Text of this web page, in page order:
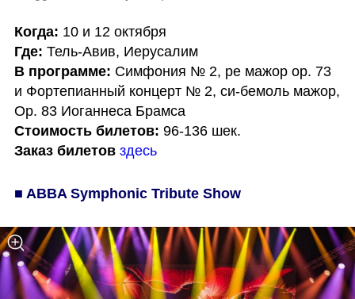
Когда:
Где:
Тель-Авив, Иерусалим
В программе: Симфония № 2, ре мажор op. 73
и Фортепианный концерт № 2, си-бемоль мажор,
Op. 83 Иоганнеса Брамса
Стоимость билетов:
Заказ билетов здесь
■ ABBA Symphonic Tribute Show